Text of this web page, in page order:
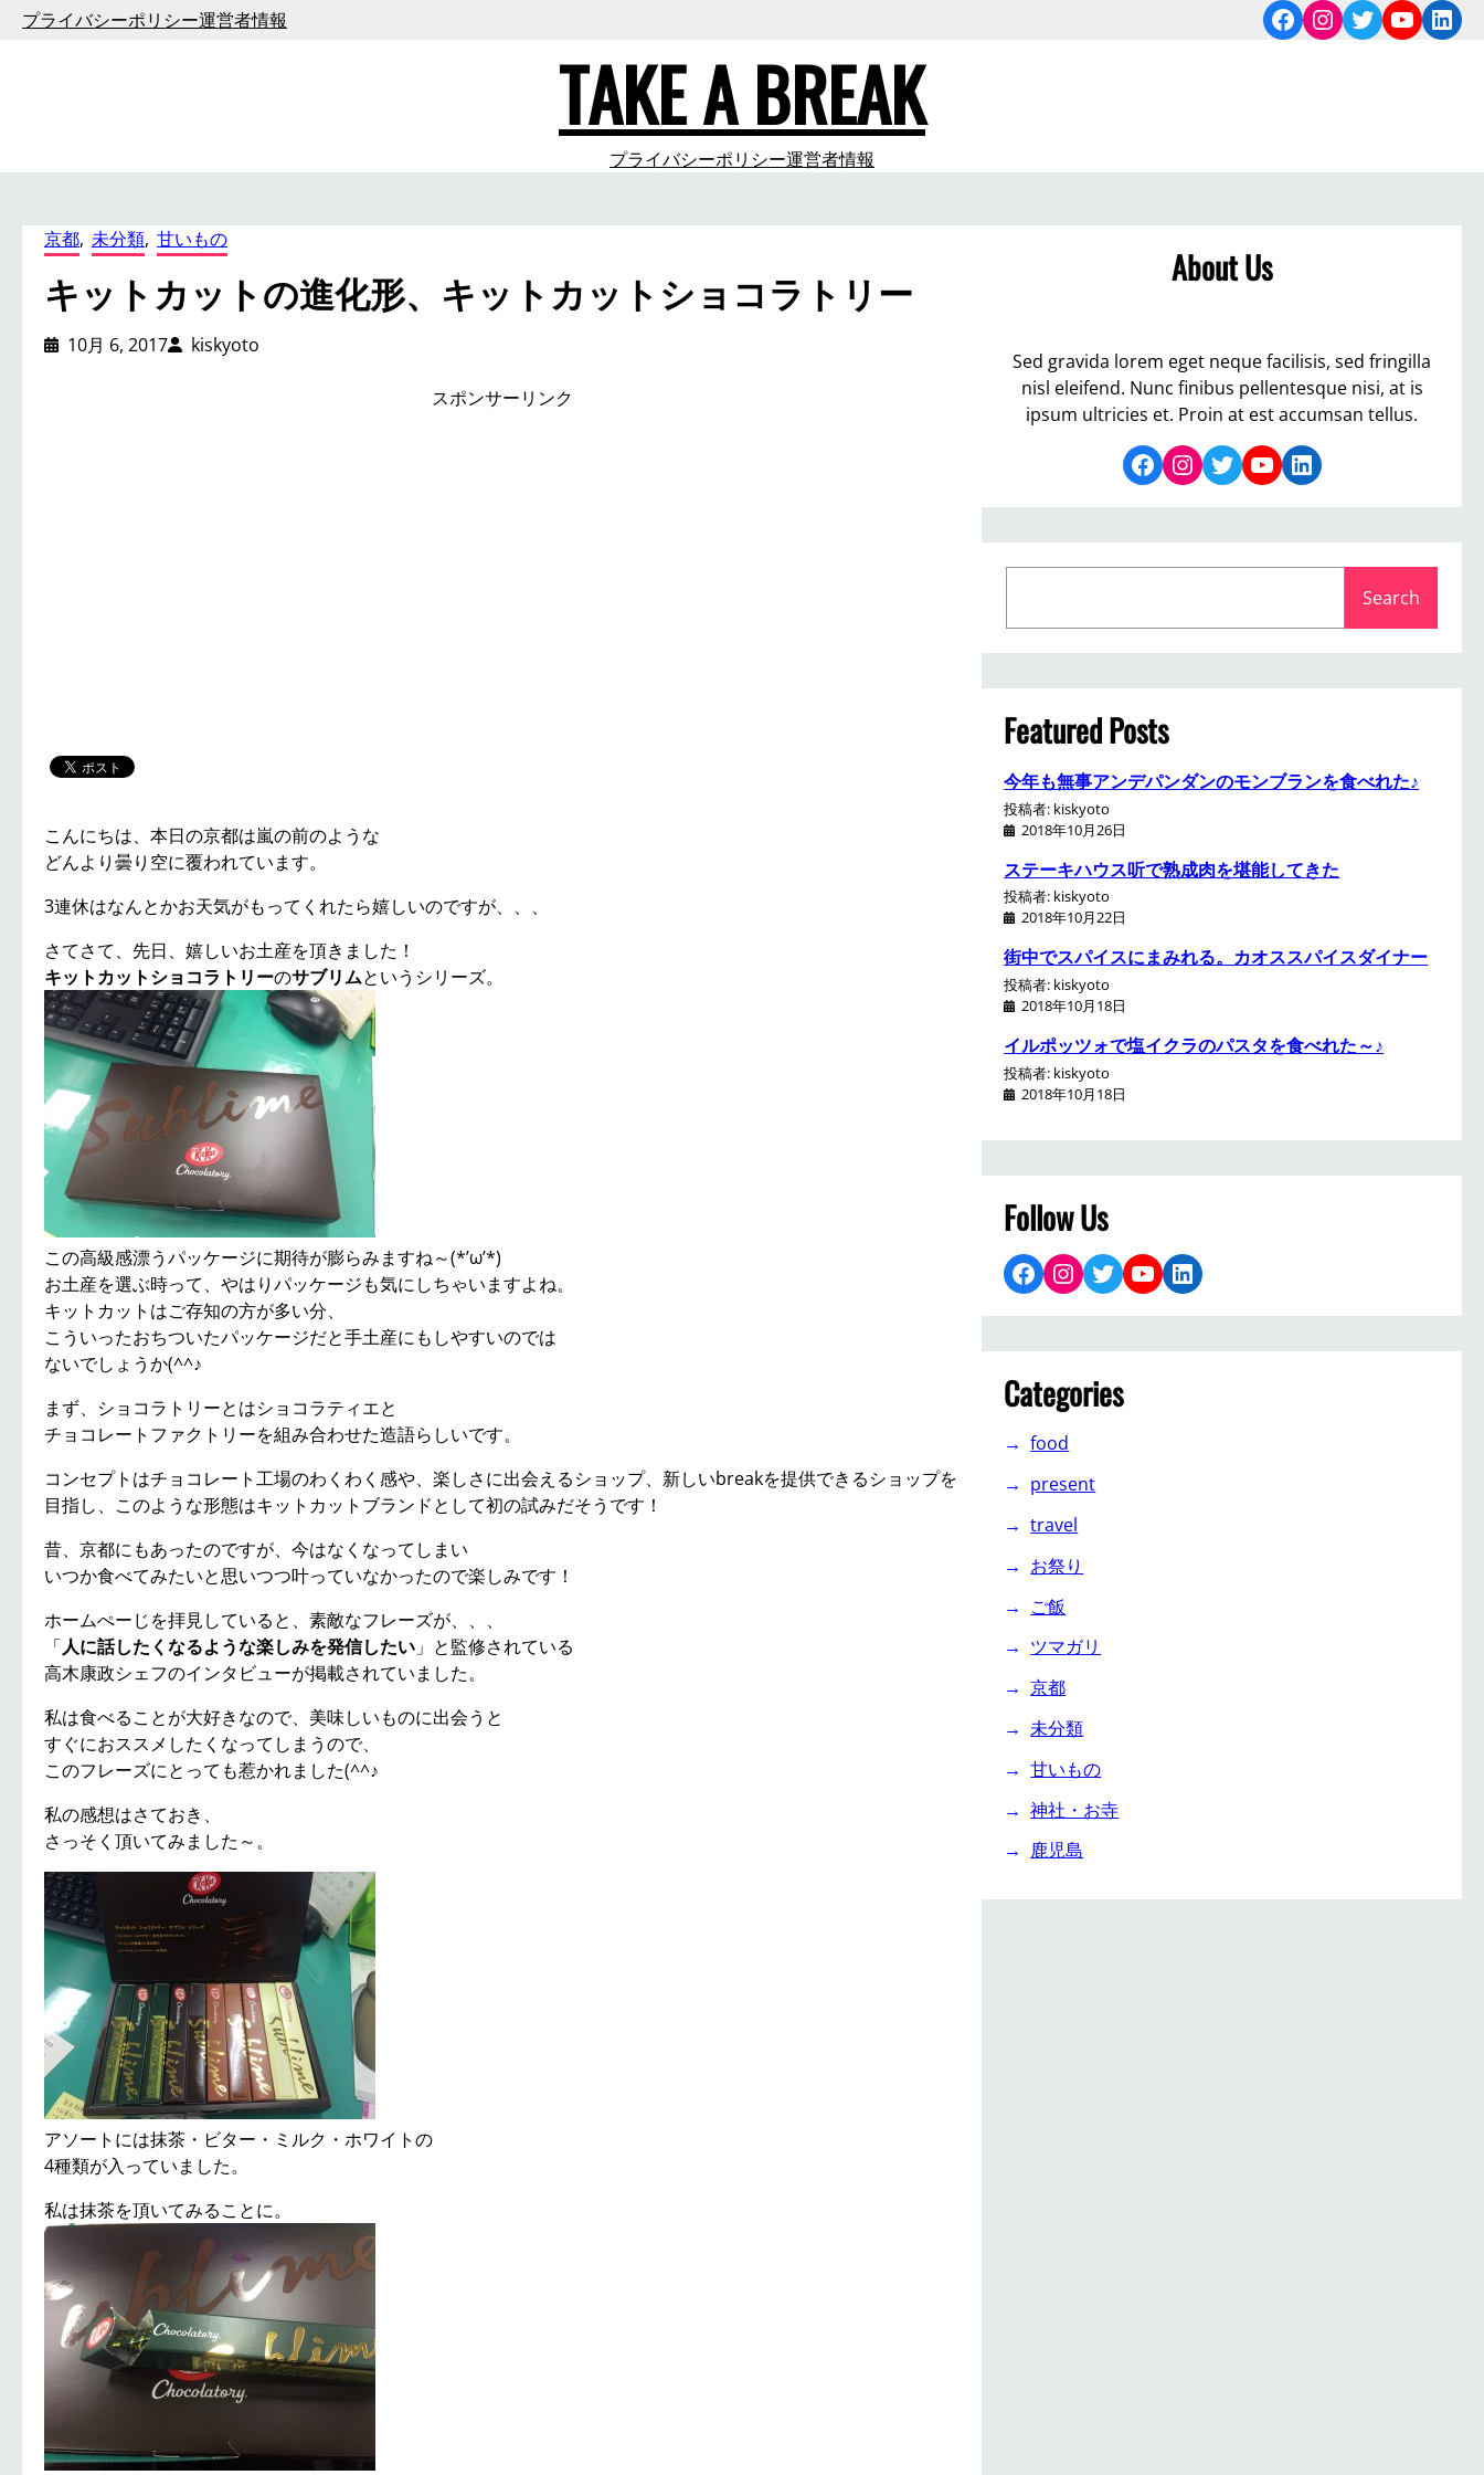
プ
プライバシーポリシー運営者情報 Facebook
Instagram
Twitter
TAKE A BREAK
プライバシーポリシー運営者情報
京都, 未分類, 甘いもの
キットカットの進化形、キットカットショコラトリー
10月 6, 2017 kiskyoto
スポンサーリンク
こんにちは、本日の京都は嵐の前のような
どんより曇り空に覆われています。
3連休はなんとかお天気がもってくれたら嬉しいのですが、、、
さてさて、先日、嬉しいお土産を頂きました！
キットカットショコラトリーのサブリムというシリーズ。
この高級感漂うパッケージに期待が膨らみますね～(*’ω’*)
お土産を選ぶ時って、やはりパッケージも気にしちゃいますよね。
キットカットはご存知の方が多い分、
こういったおちついたパッケージだと手土産にもしやすいのでは
ないでしょうか(^^♪
まず、ショコラトリーとはショコラティエと
チョコレートファクトリーを組み合わせた造語らしいです。
コンセプトはチョコレート工場のわくわく感や、楽しさに出会えるショップ、新しいbreakを提供できるショップを
目指し、このような形態はキットカットブランドとして初の試みだそうです！
昔、京都にもあったのですが、今はなくなってしまい
いつか食べてみたいと思いつつ叶っていなかったので楽しみです！
ホームぺーじを拝見していると、素敵なフレーズが、、、
「人に話したくなるような楽しみを発信したい 」と監修されている
高木康政シェフのインタビューが掲載されていました。
私は食べることが大好きなので、美味しいものに出会うと
すぐにおススメしたくなってしまうので、
このフレーズにとっても惹かれました(^^♪
私の感想はさておき、
さっそく頂いてみました～。
アソートには抹茶・ビター・ミルク・ホワイトの
4種類が入っていました。
私は抹茶を頂いてみることに。
About Us
Sed gravida lorem eget neque facilisis, sed fringilla
nisl eleifend. Nunc finibus pellentesque nisi, at is
ipsum ultricies et. Proin at est accumsan tellus.
Facebook Instagram Twitter YouTube LinkedIn
a
r
c
h
Search
Featured Posts
今年も無事アンデパンダンのモンブランを食べれた♪
投稿者: kiskyoto
2018年10月26日
ステーキハウス听で熟成肉を堪能してきた
投稿者: kiskyoto
2018年10月22日
街中でスパイスにまみれる。カオススパイスダイナー
投稿者: kiskyoto
2018年10月18日
イルポッツォで塩イクラのパスタを食べれた～♪
投稿者: kiskyoto
2018年10月18日
Follow Us
Facebook Instagram Twitter YouTube LinkedIn
Categories
food
present
travel
お祭り
ご飯
ツマガリ
京都
未分類
甘いもの
神社・お寺
鹿児島